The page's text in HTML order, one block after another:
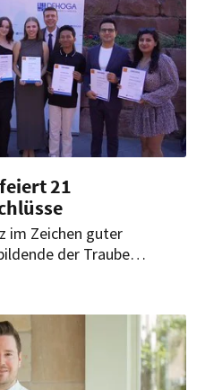
21
im Zeichen guter
der Traube
für den neuen
mit einem